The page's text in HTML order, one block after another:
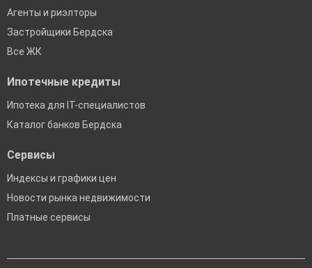
Агенты и риэлторы
Застройщики Бердска
Все ЖК
Ипотечные кредиты
Ипотека для IT-специалистов
Каталог банков Бердска
Сервисы
Индексы и графики цен
Новости рынка недвижимости
Платные сервисы